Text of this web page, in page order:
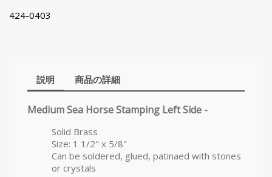
424-0403
説明 商品の詳細
Medium Sea Horse Stamping Left Side -
Solid Brass
Size: 1 1/2" x 5/8"
Can be soldered, glued, patinaed with stones
or crystals